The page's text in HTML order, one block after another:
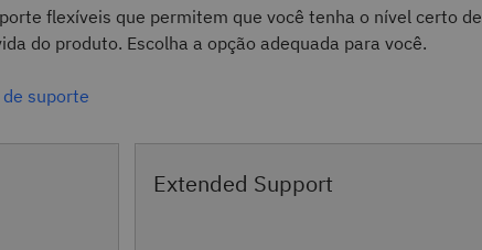
flexíveis que permitem que você tenha o nível certo de
do produto. Escolha a opção adequada para você.
suporte
Extended Support